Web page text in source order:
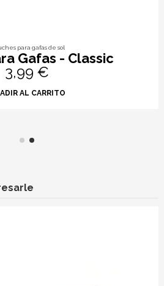
para gafas de sol
Gafas - Classic
3,99 €
AL CARRITO